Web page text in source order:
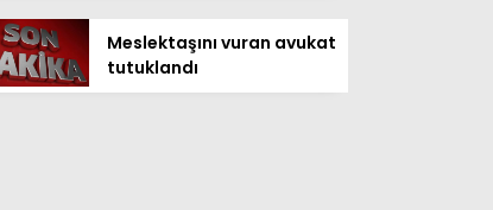
Meslektaşını vuran avukat
tutuklandı